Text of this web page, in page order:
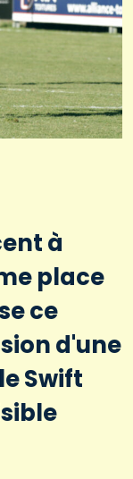
à
place
ce
d'une
Swift